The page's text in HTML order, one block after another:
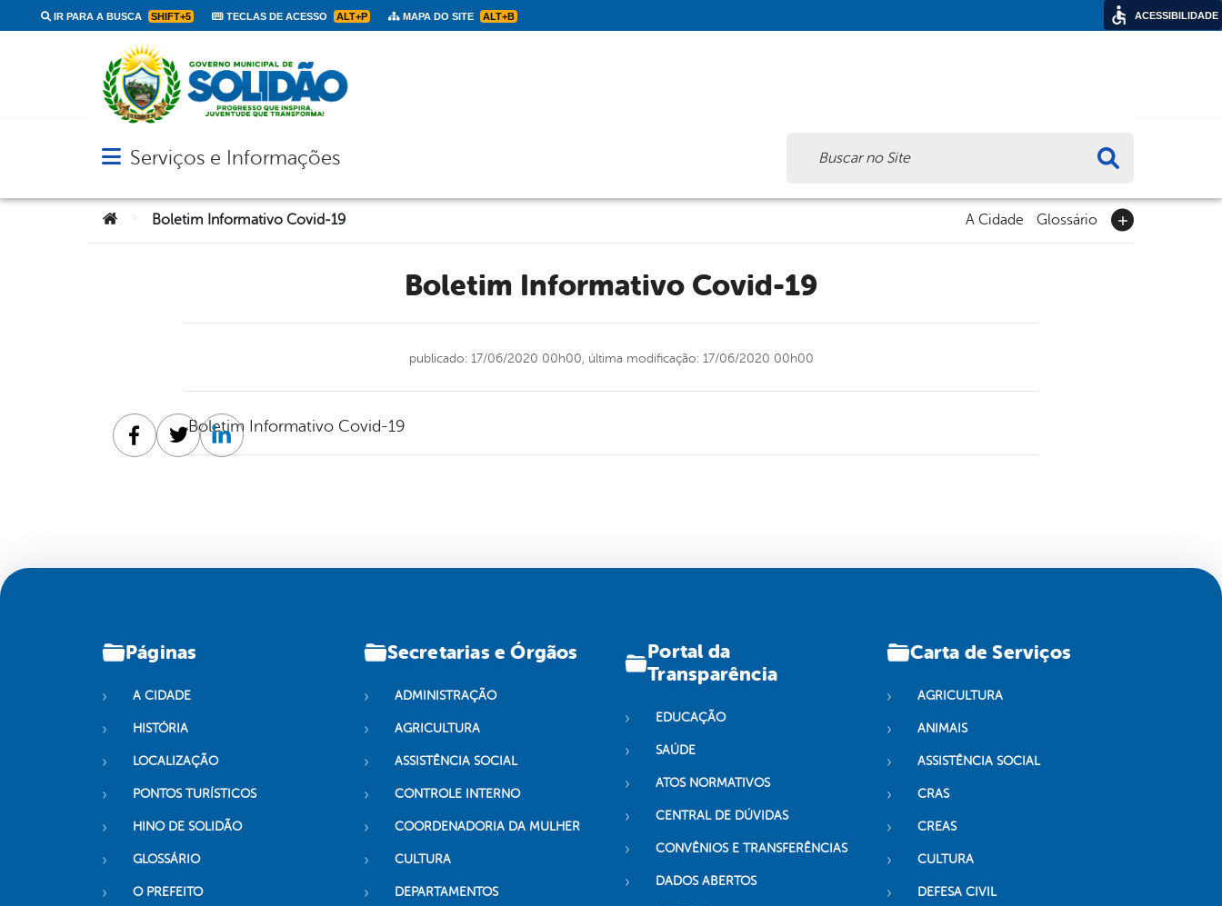
IR PARA A BUSCA SHIFT+5 TECLAS DE ACESSO ALT+P MAPA DO SITE ALT+B
Abrir menu principal de navegação
Serviços e Informações
Você está aqui:Boletim Informativo Covid-19 A Cidade Glossário
Boletim Informativo Covid-19
publicado: 17/06/2020 00h00, última modificação: 17/06/2020 00h00
Boletim Informativo Covid-19
Facebook
TwitterLinkedin
Páginas
A CIDADE
HISTÓRIA
LOCALIZAÇÃO
PONTOS TURÍSTICOS
HINO DE SOLIDÃO
GLOSSÁRIO
O PREFEITO
Secretarias e Órgãos
ADMINISTRAÇÃO
AGRICULTURA
ASSISTÊNCIA SOCIAL
CONTROLE INTERNO
COORDENADORIA DA MULHER
CULTURA
DEPARTAMENTOS
Portal da
Transparência
EDUCAÇÃO
SAÚDE
ATOS NORMATIVOS
CENTRAL DE DÚVIDAS
CONVÊNIOS E TRANSFERÊNCIAS
DADOS ABERTOS
Carta de Serviços
AGRICULTURA
ANIMAIS
ASSISTÊNCIA SOCIAL
CRAS
CREAS
CULTURA
DEFESA CIVIL
ACESSIBILIDADE